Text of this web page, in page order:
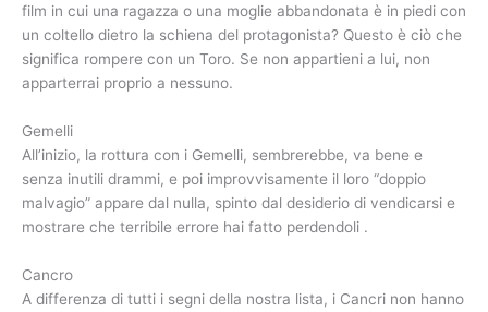
film in cui una ragazza o una moglie abbandonata è in piedi con
un coltello dietro la schiena del protagonista? Questo è ciò che
significa rompere con un Toro. Se non appartieni a lui, non
apparterrai proprio a nessuno.
Gemelli
All’inizio, la rottura con i Gemelli, sembrerebbe, va bene e
senza inutili drammi, e poi improvvisamente il loro “doppio
malvagio” appare dal nulla, spinto dal desiderio di vendicarsi e
mostrare che terribile errore hai fatto perdendoli .
Cancro
A differenza di tutti i segni della nostra lista, i Cancri non hanno